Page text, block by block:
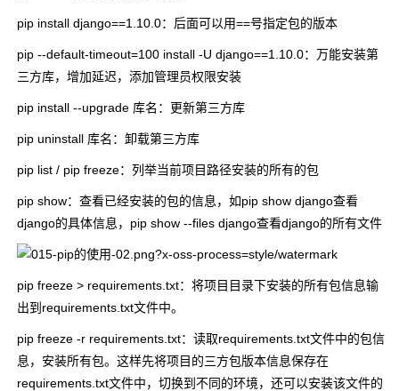
pip install django==1.10.0：后面可以用==号指定包的版本
pip --default-timeout=100 install -U django==1.10.0：万能安装第
三方库，增加延迟，添加管理员权限安装
pip install --upgrade 库名 ：更新第三方库
pip uninstall 库名 ：卸载第三方库
pip list / pip freeze：列举当前项目路径安装的所有的包
pip show：查看已经安装的包的信息，如pip show django查看
django的具体信息， pip show --files django查看django的所有文件
pip freeze > requirements.txt：将项目目录下安装的所有包信息输
出到requirements.txt文件中。
pip freeze -r requirements.txt：读取requirements.txt文件中的包信
息，安装所有包。这样先将项目的三方包版本信息保存在
requirements.txt文件中，切换到不同的环境，还可以安装该文件的